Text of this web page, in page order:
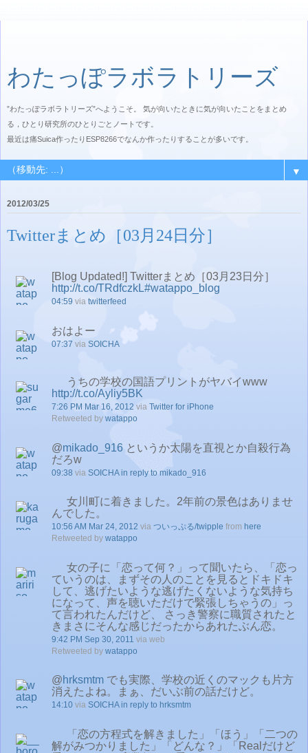
わたっぽラボラトリーズ
”わたっぽラボラトリーズ”へようこそ。 気が向いたときに気が向いたことをまとめ
る，ひとり研究所のひとりごとノートです。
最近は痛Suica作ったりESP8266でなんか作ったりすることが多いです。
▼
2012/03/25
Twitterまとめ［03月24日分］
[Blog Updated!] Twitterまとめ［03月23日分］
http://t.co/TRdfczkL#watappo_blog
04:59 via twitterfeed
おはよー
07:37 via SOICHA
うちの学校の国語プリントがヤバイwww
http://t.co/Ayliy5BK
7:26 PM Mar 16, 2012 via Twitter for iPhone
Retweeted by watappo
@mikado_916 というか太陽を直視とか自殺行為
だろw
09:38 via SOICHA in reply to mikado_916
女川町に着きました。2年前の景色はありませ
んでした。
10:56 AM Mar 24, 2012 via ついっぷる/twipple from here
Retweeted by watappo
女の子に「恋って何？」って聞いたら、「恋っ
ていうのは、まずその人のことを見るとドキドキ
して、逃げたいような逃げたくないような気持ち
になって、声を聴いただけで緊張しちゃうの」っ
て言われたんだけど、 さっき警察に職質されたと
きまさにそんな感じだったからあれたぶん恋。
9:42 PM Sep 30, 2011 via web
Retweeted by watappo
@hrksmtm でも実際、学校の近くのマックも片方
消えたよね。まぁ、だいぶ前の話だけど。
14:10 via SOICHA in reply to hrksmtm
「恋の方程式を解きました」「ほう」「二つの
解がみつかりました」「どんな？」「Realだけど